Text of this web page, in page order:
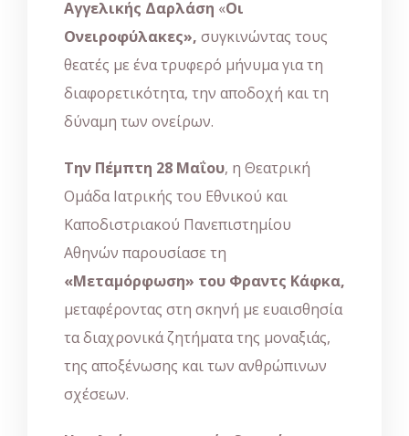
Αγγελικής Δαρλάση «Οι
Ονειροφύλακες», συγκινώντας τους
θεατές με ένα τρυφερό μήνυμα για τη
διαφορετικότητα, την αποδοχή και τη
δύναμη των ονείρων.
Την Πέμπτη 28 Μαΐου, η Θεατρική
Ομάδα Ιατρικής του Εθνικού και
Καποδιστριακού Πανεπιστημίου
Αθηνών παρουσίασε τη
«Μεταμόρφωση» του Φραντς Κάφκα,
μεταφέροντας στη σκηνή με ευαισθησία
τα διαχρονικά ζητήματα της μοναξιάς,
της αποξένωσης και των ανθρώπινων
σχέσεων.